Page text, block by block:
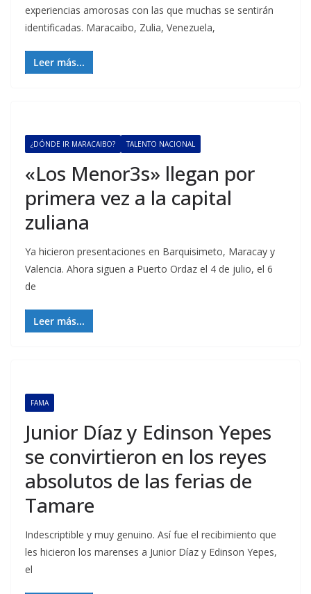
experiencias amorosas con las que muchas se sentirán
identificadas. Maracaibo, Zulia, Venezuela,
Leer más...
¿DÓNDE IR MARACAIBO? TALENTO NACIONAL
«Los Menor3s» llegan por
primera vez a la capital
zuliana
Ya hicieron presentaciones en Barquisimeto, Maracay y
Valencia. Ahora siguen a Puerto Ordaz el 4 de julio, el 6
de
Leer más...
FAMA
Junior Díaz y Edinson Yepes
se convirtieron en los reyes
absolutos de las ferias de
Tamare
Indescriptible y muy genuino. Así fue el recibimiento que
les hicieron los marenses a Junior Díaz y Edinson Yepes,
el